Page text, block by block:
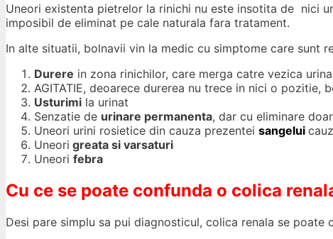
Uneori existenta pietrelor la rinichi nu este insotita de nici
imposibil de eliminat pe cale naturala fara tratament.
In alte situatii, bolnavii vin la medic cu simptome care sunt
Durere in zona rinichilor, care merga catre vezica
AGITATIE, deoarece durerea nu trece in nici o
Usturimi la urinat
Senzatie de urinare permanenta, dar cu eliminare
Uneori urini rosietice din cauza prezentei sangelui
Uneori greata si varsaturi
Uneori febra
Cu ce se poate confunda o colica
Desi pare simplu sa pui diagnosticul, colica renala se poate